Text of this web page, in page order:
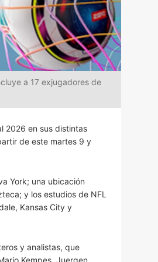
a 17 exjugadores de
2026 en sus distintas
de este martes 9 y
York; una ubicación
y los estudios de NFL
Kansas City y
y analistas, que
Kempes, Juergen